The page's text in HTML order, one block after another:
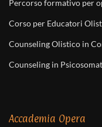
Percorso formativo per
Corso per Educatori
Counseling Olistico in
Counseling in
Accademia Opera